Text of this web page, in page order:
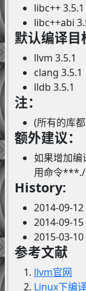
libc++ 3.5.1
libc++abi
默认编译目
llvm 3.5.1
clang 3.5.1
lldb 3.5.1
注：
(所有的库
额外建议：
如果增加
用命令
History:
2014-09-
2014-09-
2015-03-
参考文献
llvm官网
Linux下编